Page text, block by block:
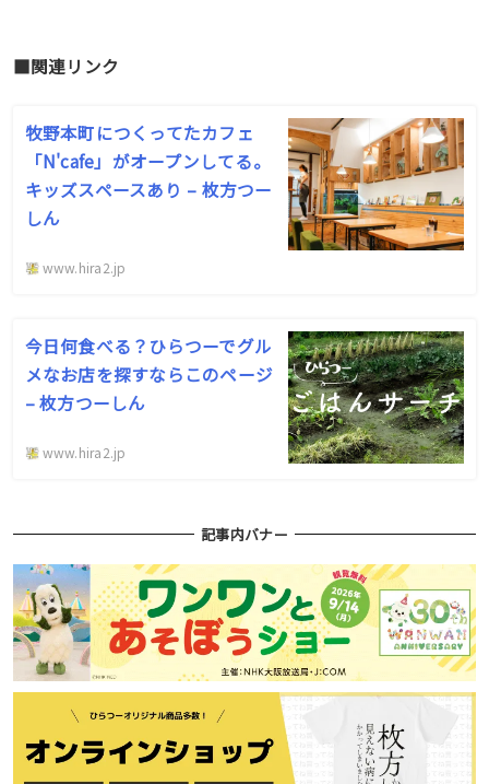
■関連リンク
牧野本町につくってたカフェ
「N'cafe」がオープンしてる。
キッズスペースあり – 枚方つー
しん
www.hira2.jp
今日何食べる？ひらつーでグル
メなお店を探すならこのページ
– 枚方つーしん
www.hira2.jp
記事内バナー